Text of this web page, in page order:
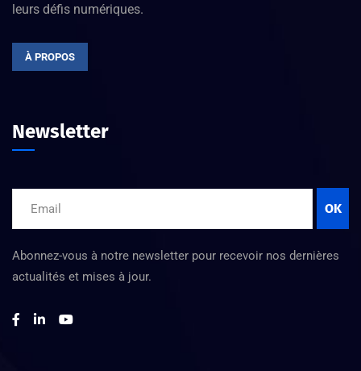
leurs défis numériques.
À PROPOS
Newsletter
OK
Abonnez-vous à notre newsletter pour recevoir nos dernières
actualités et mises à jour.